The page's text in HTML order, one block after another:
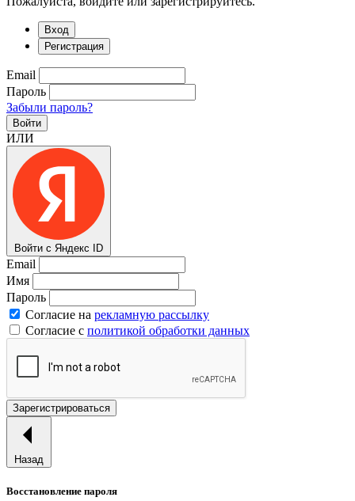
Вход
Регистрация
Email
Пароль
Забыли пароль?
Войти
ИЛИ
Войти с Яндекс ID
Email
Имя
Пароль
Согласие на рекламную рассылку
Согласие с политикой обработки данных
Зарегистрироваться
Назад
Восстановление пароля